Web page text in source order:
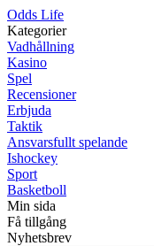
Odds Life
Kategorier
Vadhållning
Kasino
Spel
Recensioner
Erbjuda
Taktik
Ansvarsfullt spelande
Ishockey
Sport
Basketboll
Min sida
Få tillgång
Nyhetsbrev